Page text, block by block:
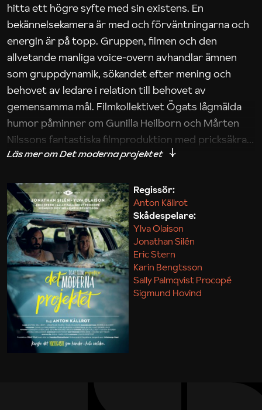
hitta ett högre syfte med sin existens. En
bekännelsekamera är med och förväntningarna och
energin är på topp. Gruppen, filmen och den
allvetande manliga voice-overn avhandlar ämnen
som gruppdynamik, sökandet efter mening och
behovet av ledare i relation till behovet av
gemensamma mål. Filmkollektivet Ögats lågmälda
humor påminner om Gunilla Heilborn och Mårten
Nilssons fantastiska filmproduktion med pricksäkra
iakttagelser om hur svårt det kan vara att omsätta
Maja Kekonius
Regissör:
Anton Källrot
Skådespelare:
Ylva Olaison
Jonathan Silén
Eric Stern
Karin Bengtsson
Sally Palmqvist Procopé
Sigmund Hovind